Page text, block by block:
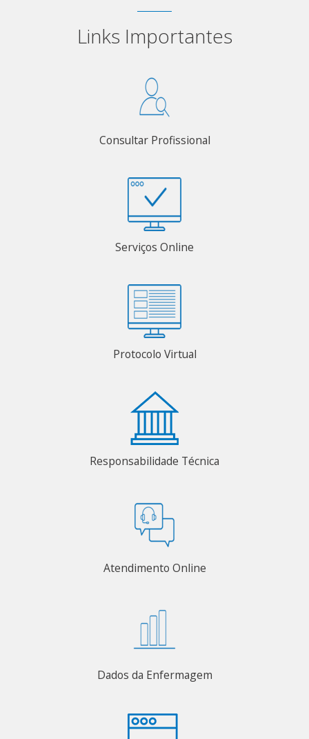
Links Importantes
Consultar Profissional
Serviços Online
Protocolo Virtual
Responsabilidade Técnica
Atendimento Online
Dados da Enfermagem